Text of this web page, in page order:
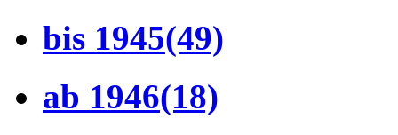
bis 1945(49)
ab 1946(18)